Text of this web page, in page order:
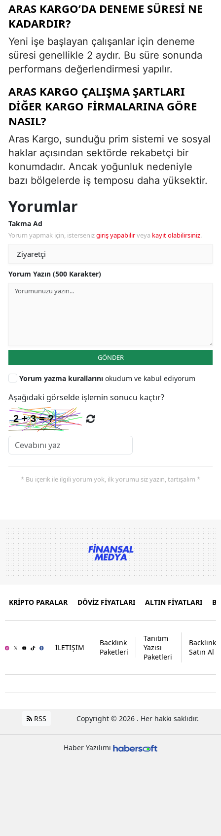
ARAS KARGO’DA DENEME SÜRESI NE
KADARDIR?
Yeni işe başlayan çalışanlar için deneme
süresi genellikle 2 aydır. Bu süre sonunda
performans değerlendirmesi yapılır.
ARAS KARGO ÇALIŞMA ŞARTLARI
DIĞER KARGO FIRMALARINA GÖRE
NASIL?
Aras Kargo, sunduğu prim sistemi ve sosyal
haklar açısından sektörde rekabetçi bir
konumdadır. Ancak yoğunluk nedeniyle
bazı bölgelerde iş temposu daha yüksektir.
Yorumlar
Takma Ad
Yorum yapmak için, istersenizgiriş yapabilirveya kayıt olabilirsiniz.
Yorum Yazın (500 Karakter)
GÖNDER
Yorum yazma kurallarını okudum ve kabul ediyorum
Aşağıdaki görselde işlemin sonucu kaçtır?
* Bu içerik ile ilgili yorum yok, ilk yorumu siz yazın, tartışalım *
KRİPTO PARALAR DÖVİZ FİYATLARI ALTIN FİYATLARI
İLETİŞİM
Backlink
Paketleri
Tanıtım
Yazısı
Paketleri
Backlink
Satın Al
RSS Copyright © 2026 . Her hakkı saklıdır.
Haber Yazılımı